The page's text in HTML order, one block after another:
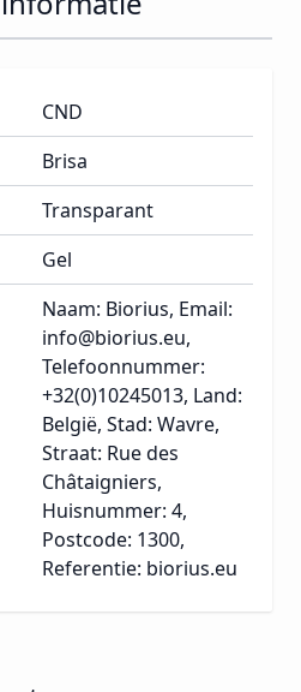
CND
Brisa
Transparant
Gel
Naam: Biorius, Email:
info@biorius.eu,
Telefoonnummer:
+32(0)10245013, Land:
België, Stad: Wavre,
Straat: Rue des
Châtaigniers,
Huisnummer: 4,
Postcode: 1300,
Referentie: biorius.eu